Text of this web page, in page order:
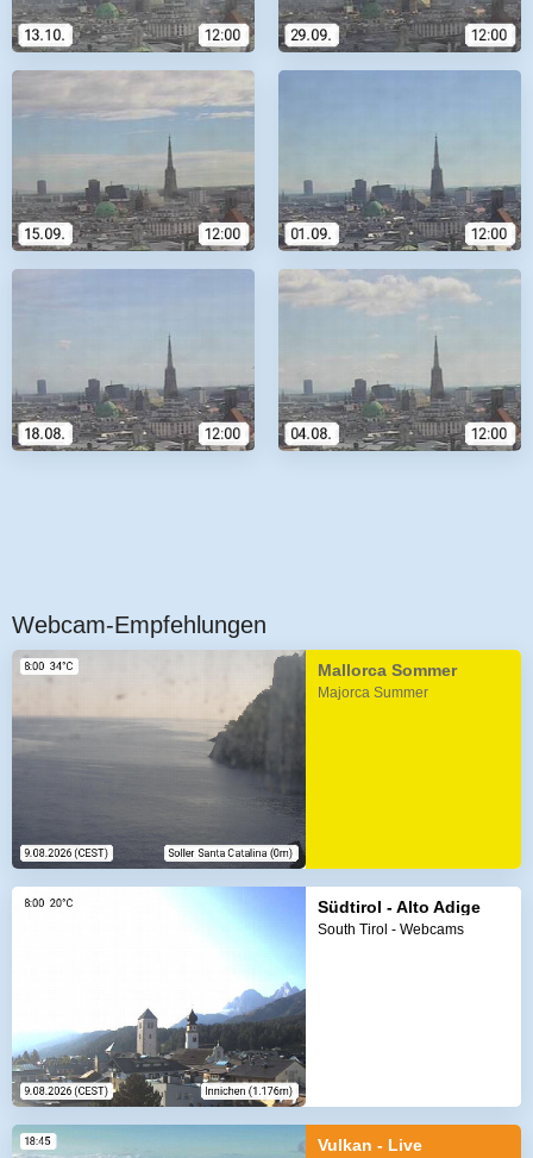
Webcam-Empfehlungen
Mallorca Sommer
Majorca Summer
Südtirol - Alto Adige
South Tirol - Webcams
Vulkan - Live